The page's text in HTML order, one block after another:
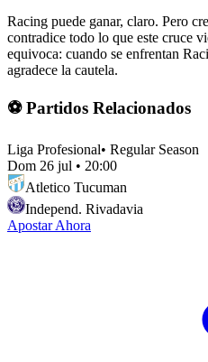
Racing puede ganar, claro. Pero
contradice todo lo que este cruce
equivoca: cuando se enfrentan
agradece la cautela.
⚽ Partidos Relacionados
Liga Profesional• Regular Season
Dom 26 jul • 20:00
Atletico Tucuman
Independ. Rivadavia
Apostar Ahora